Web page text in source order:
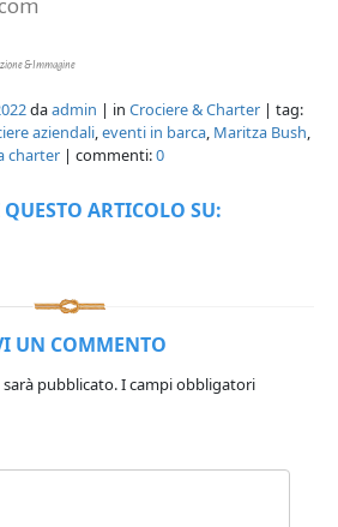
& Immagine
daadmin | in Crociere & Charter | tag:
aziendali,eventi in barca, Maritza Bush,
charter | commenti:0
ARTICOLO SU:
UN COMMENTO
pubblicato.I campi obbligatori